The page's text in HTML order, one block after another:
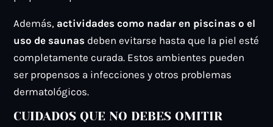
Además, actividades como nadar en piscinas o el
uso de saunas deben evitarse hasta que la piel esté
completamente curada. Estos ambientes pueden
ser propensos a infecciones y otros problemas
dermatológicos.
CUIDADOS QUE NO DEBES OMITIR